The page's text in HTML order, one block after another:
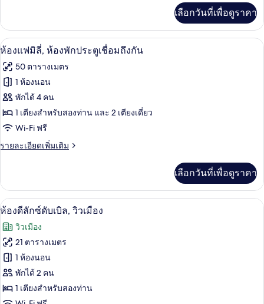
เกี่ยว
กับ
ห้อง
เลือกวันที่เพื่อดูราคา
เปิด
ภาพถ่าย
ทั้งหมด
ของ
ห้อง
แฟ
มิ
ห้อง
พัก
ประตู
เชื่อม
ถึงกัน
เครื่องนอนระดับพรีเมียม, มินิบาร์, ตู้นิ
8
ห้องแฟมิลี่, ห้องพักประตูเชื่อมถึงกัน
50 ตารางเมตร
1 ห้องนอน
พักได้ 4 คน
1 เตียงสำหรับสองท่าน และ 2 เตียงเดี่ยว
Wi-Fi ฟรี
รายละเอียดเพิ่มเติม
ราย
เกี่ยว
กับ
ห้อง
มิ
ลี่,
ห้อง
พัก
ประตู
เชื่อม
ถึงกัน
เลือกวันที่เพื่อดูราคา
เปิด
ภาพถ่าย
ทั้งหมด
ของ
ห้อง
ดี
ห้องดีลักซ์ดับเบิล, วิวเมือง | เครื่องน
7
ห้องดีลักซ์ดับเบิล, วิวเมือง
วิวเมือง
21 ตารางเมตร
1 ห้องนอน
พักได้ 2 คน
1 เตียงสำหรับสองท่าน